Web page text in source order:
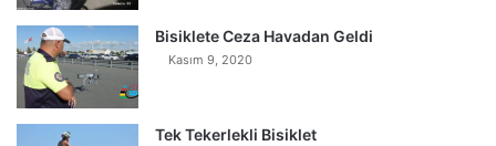
Bisiklete Ceza Havadan Geldi
Kasım 9, 2020
Tek Tekerlekli Bisiklet